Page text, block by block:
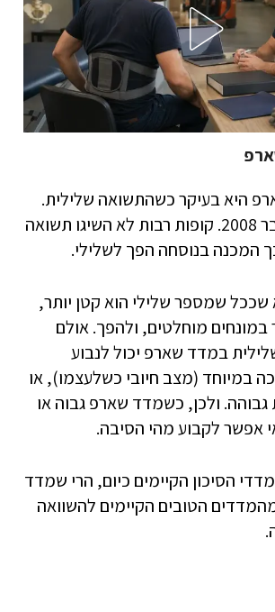
היא בעיקר כשהתשואה שלילית.
כך התגלה במשבר 2008. קופות רבות לא השיגו תשואה
המכנה בנוסחה הפך לשלילי.
שככל שמספר שלילי הוא קטן יותר,
במונחים מוחלטים, ולהפך. אולם
במדד שארפ יכול לנבוע
במיוחד (מצב חיובי כשלעצמו), או
ולכן, כשמדד שארפ גבוה או
אפשר לקבוע מהי הסיבה.
הסיכון הקיימים כיום, הרי שמדד
הטובים הקיימים להשוואה